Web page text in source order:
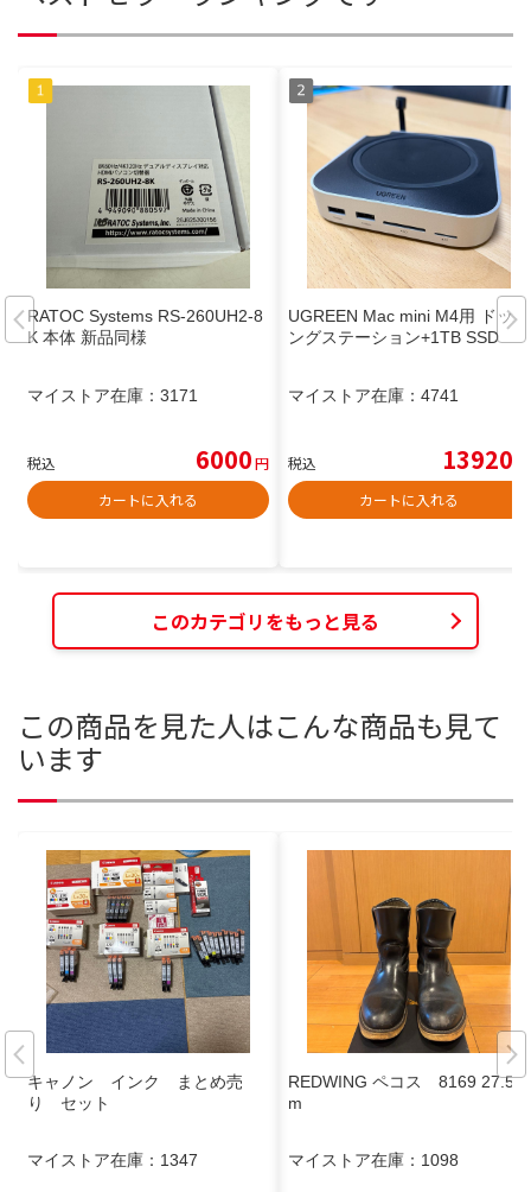
RATOC Systems RS-260UH2-8
K 本体 新品同様
マイストア在庫： 3171
税込 6000円
カートに入れる
UGREEN Mac mini M4用 ドッキ
ングステーション+1TB SSD
マイストア在庫： 4741
税込 13920
カートに入れる
このカテゴリをもっと見る
この商品を見た人はこんな商品も見て
います
キャノン インク まとめ売
り セット
マイストア在庫： 1347
REDWING ペコス 8169 27.5c
m
マイストア在庫： 1098